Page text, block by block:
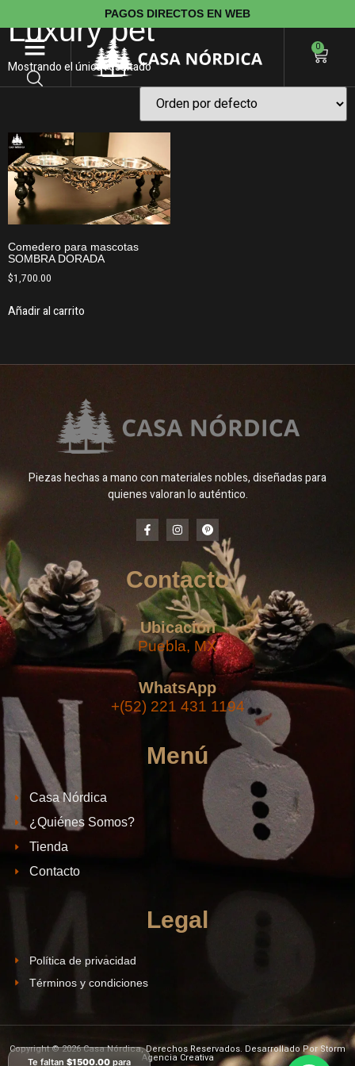
PAGOS DIRECTOS EN WEB
0
Luxury pet
Mostrando el único resultado
Comedero para mascotas
SOMBRA DORADA
$1,700.00
Añadir al carrito
Piezas hechas a mano con materiales nobles, diseñadas para
quienes valoran lo auténtico.
Contacto
Ubicación
Puebla, MX
WhatsApp
+(52) 221 431 1194
Menú
Casa Nórdica
¿Quiénes Somos?
Tienda
Contacto
Legal
Política de privacidad
Términos y condiciones
Copyright © 2026 Casa Nórdica, Derechos Reservados. Desarrollado Por Storm
Agencia Creativa
Te faltan $1500.00 para